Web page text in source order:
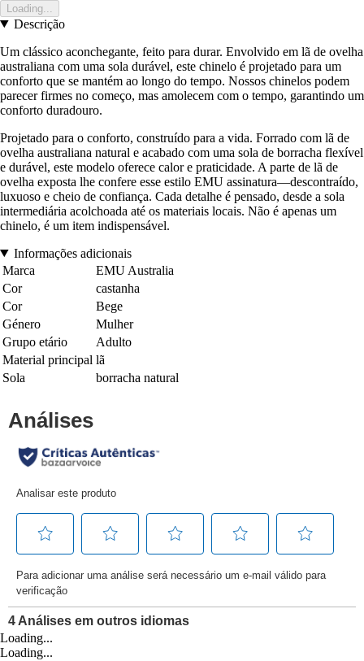
Loading...
Descrição
Um clássico aconchegante, feito para durar. Envolvido em lã de ovelha
australiana com uma sola durável, este chinelo é projetado para um
conforto que se mantém ao longo do tempo. Nossos chinelos podem
parecer firmes no começo, mas amolecem com o tempo, garantindo um
conforto duradouro.
Projetado para o conforto, construído para a vida. Forrado com lã de
ovelha australiana natural e acabado com uma sola de borracha flexível
e durável, este modelo oferece calor e praticidade. A parte de lã de
ovelha exposta lhe confere esse estilo EMU assinatura—descontraído,
luxuoso e cheio de confiança. Cada detalhe é pensado, desde a sola
intermediária acolchoada até os materiais locais. Não é apenas um
chinelo, é um item indispensável.
Informações adicionais
Marca
EMU Australia
Cor
castanha
Cor
Bege
Género
Mulher
Grupo etário
Adulto
Material principal lã
Sola
borracha natural
Loading...
Loading...